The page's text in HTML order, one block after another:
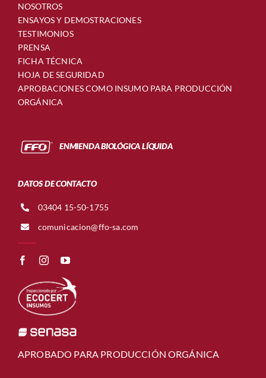
NOSOTROS
ENSAYOS Y DEMOSTRACIONES
TESTIMONIOS
PRENSA
FICHA TÉCNICA
HOJA DE SEGURIDAD
APROBACIONES COMO INSUMO PARA PRODUCCIÓN
ORGÁNICA
ENMIENDA BIOLÓGICA LÍQUIDA
DATOS DE CONTACTO
03404 15-50-1755
comunicacion@ffo-sa.com
APROBADO PARA PRODUCCIÓN ORGÁNICA